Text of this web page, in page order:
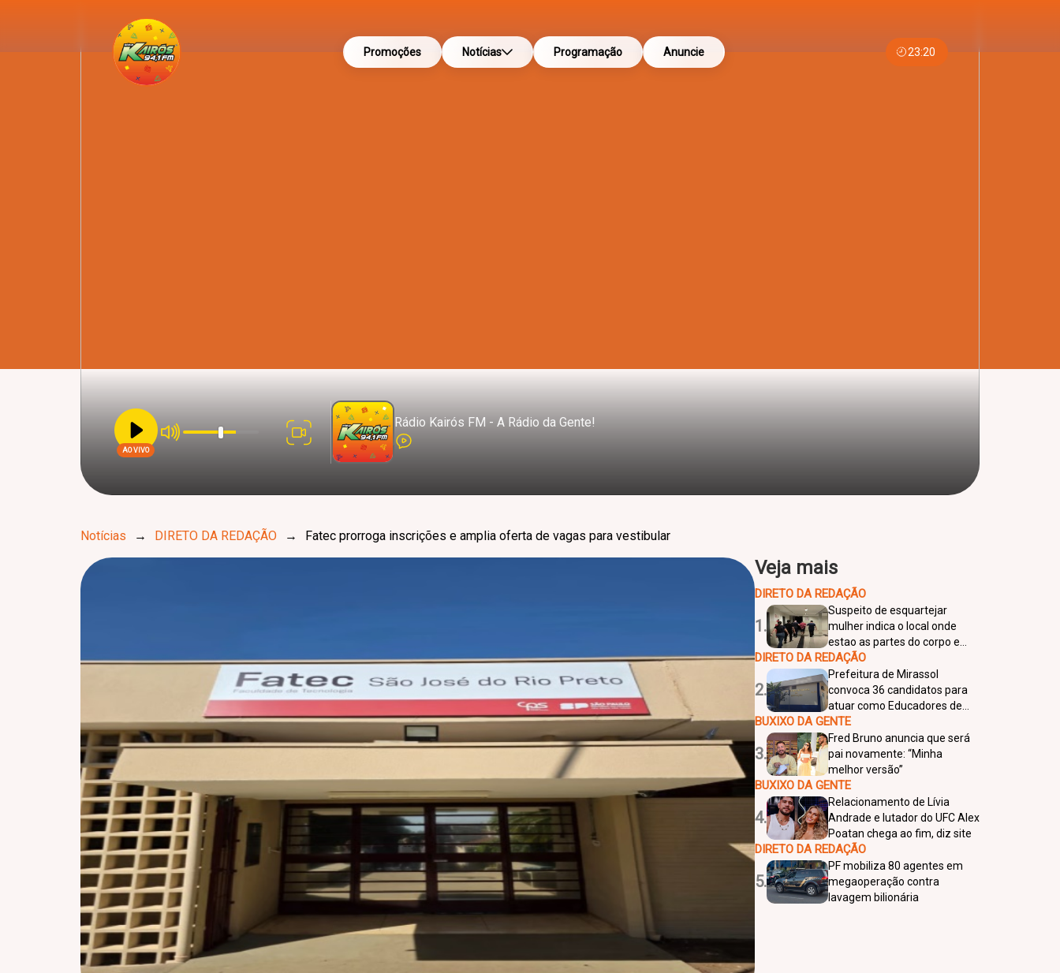
Promoções Notícias Programação Anuncie 23:20
AO VIVO
Rádio Kairós FM - A Rádio da Gente!
Notícias → DIRETO DA REDAÇÃO → Fatec prorroga inscrições e amplia oferta de vagas para vestibular
Veja mais
DIRETO DA REDAÇÃO
1.
Suspeito de esquartejar
mulher indica o local onde
estao as partes do corpo e
confessa o crime em Rio
Preto
DIRETO DA REDAÇÃO
2.
Prefeitura de Mirassol
convoca 36 candidatos para
atuar como Educadores de
Desenvolvimento Infantil
BUXIXO DA GENTE
3.
Fred Bruno anuncia que será
pai novamente: “Minha
melhor versão”
BUXIXO DA GENTE
4.
Relacionamento de Lívia
Andrade e lutador do UFC Alex
Poatan chega ao fim, diz site
DIRETO DA REDAÇÃO
5.
PF mobiliza 80 agentes em
megaoperação contra
lavagem bilionária